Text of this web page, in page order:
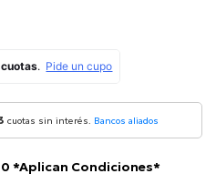
cuotas sin interés. Bancos aliados
*Aplican Condiciones*